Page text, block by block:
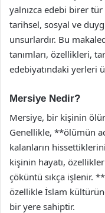
yalnızca edebi birer
tarihsel, sosyal ve
unsurlardır. Bu
tanımları, özellikleri,
edebiyatındaki yerleri
Mersiye Nedir?
Mersiye, bir kişinin
Genellikle, **ölümün
kalanların
kişinin hayatı,
çöküntü sıkça işlenir.
özellikle İslam
bir yere sahiptir.